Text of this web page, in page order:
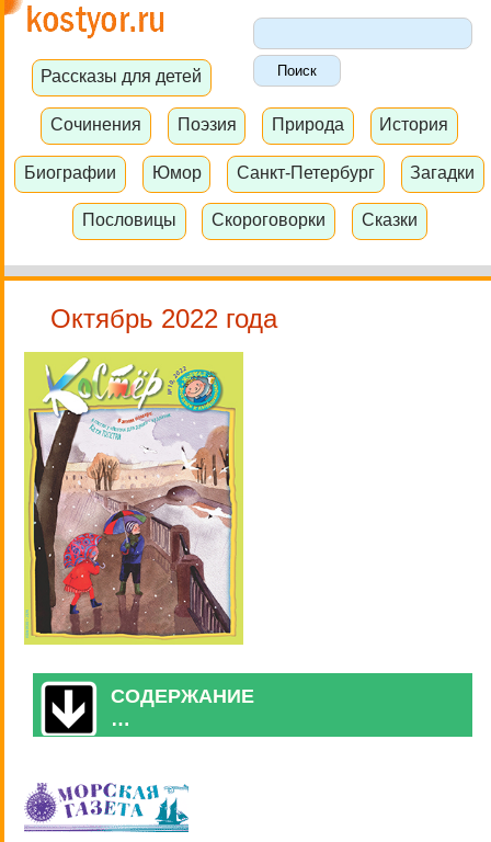
Рассказы для детей
Сочинения Поэзия Природа История
Биографии Юмор Санкт-Петербург Загадки
Пословицы Скороговорки Сказки
Октябрь 2022 года
СОДЕРЖАНИЕ
…